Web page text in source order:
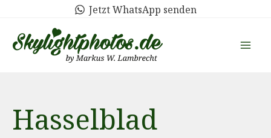
springen
Jetzt WhatsApp senden
Hasselblad